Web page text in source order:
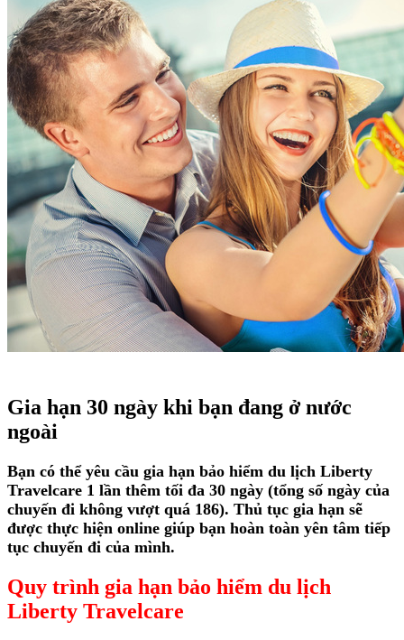
Gia hạn 30 ngày khi bạn đang ở nước
ngoài
Bạn có thể yêu cầu gia hạn bảo hiểm du lịch Liberty
Travelcare 1 lần thêm tối đa 30 ngày (tổng số ngày của
chuyến đi không vượt quá 186). Thủ tục gia hạn sẽ
được thực hiện online giúp bạn hoàn toàn yên tâm tiếp
tục chuyến đi của mình.
Quy trình gia hạn bảo hiểm du lịch
Liberty Travelcare